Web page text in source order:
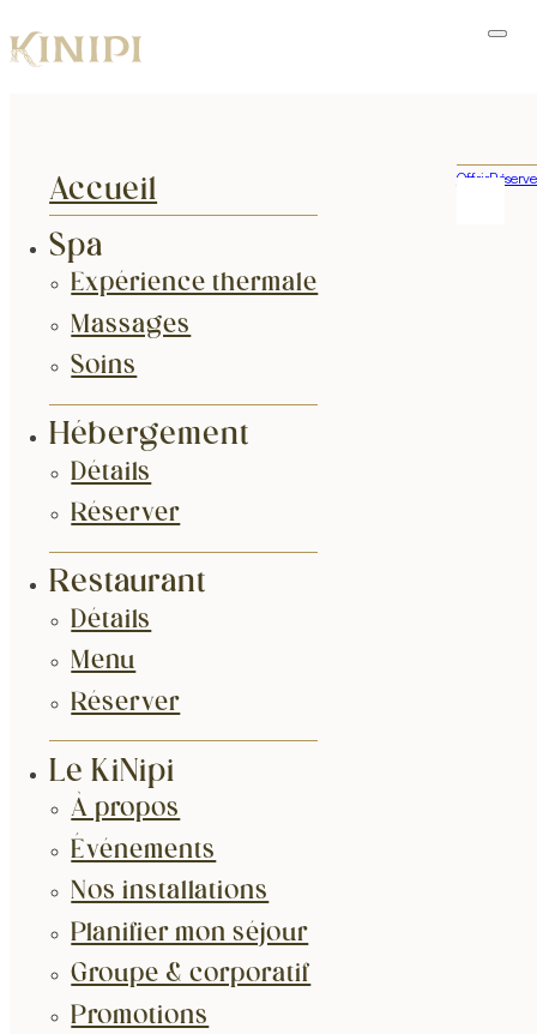
Accueil
Spa
Expérience thermale
Massages
Soins
Hébergement
Détails
Réserver
Restaurant
Détails
Menu
Réserver
Le KiNipi
À propos
Événements
Nos installations
Planifier mon séjour
Groupe & corporatif
Promotions
Offrir